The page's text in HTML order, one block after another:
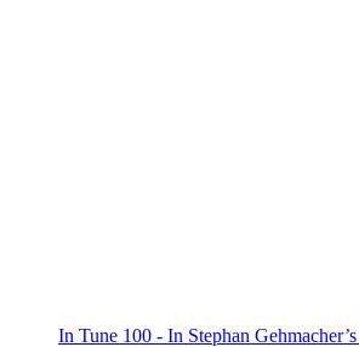
In Tune 100 - In Stephan